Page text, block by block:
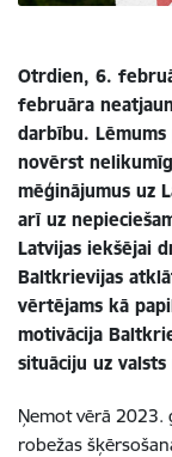
Otrdien, 6.
februāra
darbību.
novērst
mēģinājumus uz
arī uz
Latvijas iekšējai
Baltkrievijas
vērtējams kā
motivācija
situāciju uz
Ņemot vērā 2023.
robežas